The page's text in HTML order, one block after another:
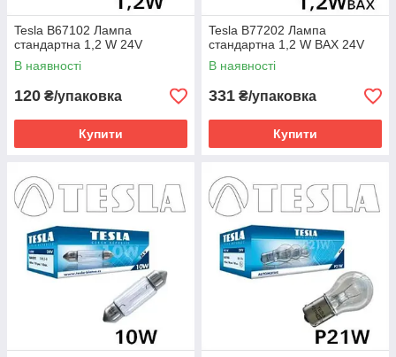
Tesla B67102 Лампа
стандартна 1,2 W 24V
В наявності
120 ₴/упаковка
Купити
Tesla B77202 Лампа
стандартна 1,2 W BAX 24V
В наявності
331 ₴/упаковка
Купити